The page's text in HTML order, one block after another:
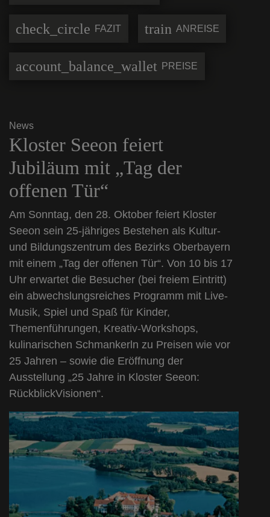
check_circle FAZIT train ANREISE
account_balance_wallet PREISE
News
Kloster Seeon feiert
Jubiläum mit „Tag der
offenen Tür“
Am Sonntag, den 28. Oktober feiert Kloster
Seeon sein 25-jähriges Bestehen als Kultur-
und Bildungszentrum des Bezirks Oberbayern
mit einem „Tag der offenen Tür“. Von 10 bis 17
Uhr erwartet die Besucher (bei freiem Eintritt)
ein abwechslungsreiches Programm mit Live-
Musik, Spiel und Spaß für Kinder,
Themenführungen, Kreativ-Workshops,
kulinarischen Schmankerln zu Preisen wie vor
25 Jahren – sowie die Eröffnung der
Ausstellung „25 Jahre in Kloster Seeon:
RückblickVisionen“.